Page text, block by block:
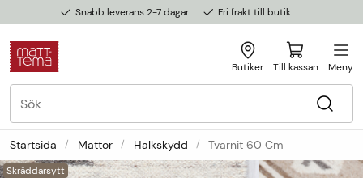
Snabb leverans 2-7 dagar Fri frakt till butik
Butiker Till kassan Meny
Startsida Mattor Halkskydd Tvärnit 60 Cm
Skräddarsytt